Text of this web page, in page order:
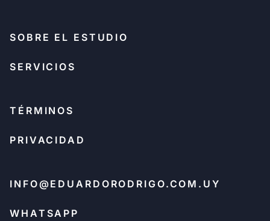
SOBRE EL ESTUDIO
SERVICIOS
TÉRMINOS
PRIVACIDAD
INFO@EDUARDORODRIGO.COM.UY
WHATSAPP